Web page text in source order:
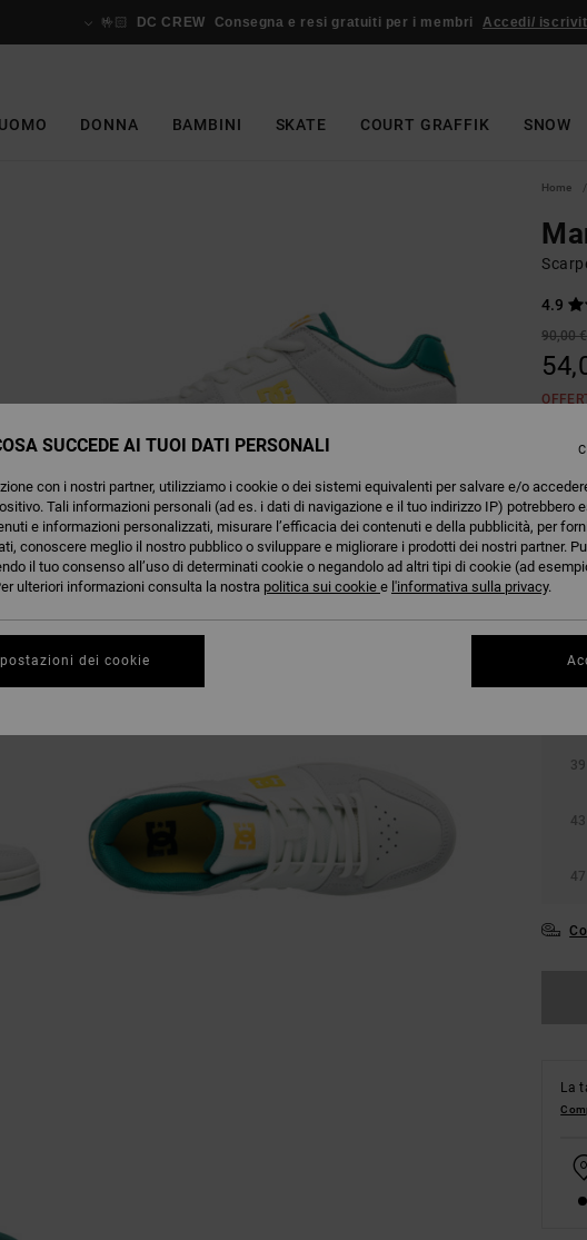
🤟🏻 DC CREW Consegna e resi gratuiti per i membri Accedi/
UOMO DONNA BAMBINI SKATE COURT GRAFFIK SNOW
Home
4.9
90,00 €
39
43
47
La
SUCCEDE AI TUOI DATI PERSONALI
con i nostri partner, utilizziamo i cookie o dei sistemi equivalenti per salvare e/o
Tali informazioni personali (ad es. i dati di navigazione e il tuo indirizzo IP) potrebbero
e informazioni personalizzati, misurare l’efficacia dei contenuti e della pubblicità, per
conoscere meglio il nostro pubblico o sviluppare e migliorare i prodotti dei nostri partner.
il tuo consenso all’uso di determinati cookie o negandolo ad altri tipi di cookie (ad
ulteriori informazioni consulta la nostra politica sui cookie e l'informativa sulla privacy.
dei cookie